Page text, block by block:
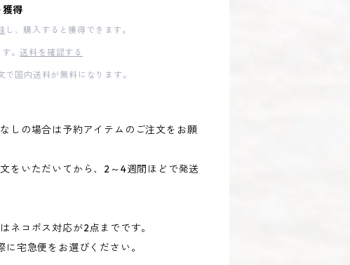
得
し、購入すると獲得できます。
す。送料を確認する
国内送料が無料になります。
しの場合は予約アイテムのご注文をお願
をいただいてから、2～4週間ほどで発送
ネコポス対応が2点までです。
宅急便をお選びください。